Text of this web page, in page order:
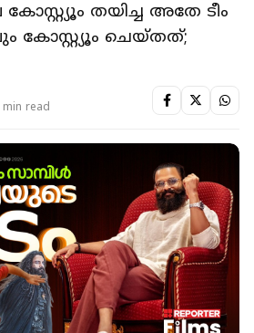
തയിച്ച അതേ ടീം
ചെയ്തത്;
min read